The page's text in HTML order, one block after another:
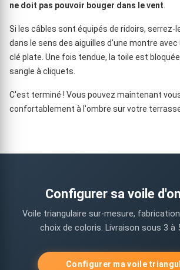
ne doit pas pouvoir bouger dans le vent.
Si les câbles sont équipés de ridoirs, serrez-
dans le sens des aiguilles d'une montre avec
clé plate. Une fois tendue, la toile est
sangle à cliquets.
C'est terminé ! Vous pouvez maintenant
confortablement à l'ombre sur votre
Configurer sa voile
Voile triangulaire sur-mesure,
choix de coloris. Livraison sous 3 à
Configurer ma voile